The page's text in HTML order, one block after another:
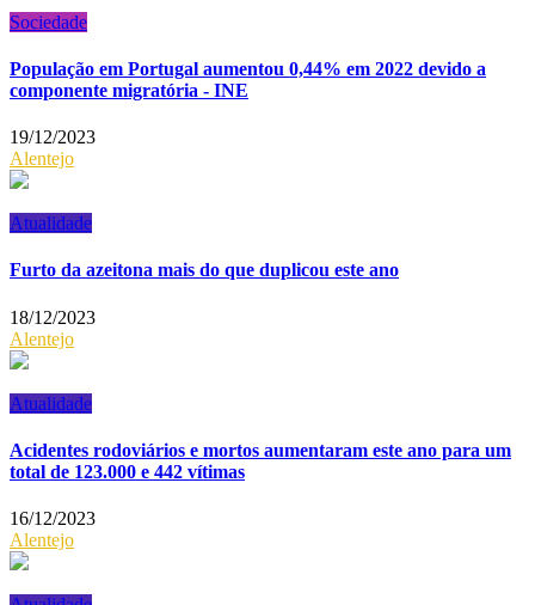
Sociedade
População em Portugal aumentou 0,44% em 2022 devido a
componente migratória - INE
19/12/2023
Alentejo
Atualidade
Furto da azeitona mais do que duplicou este ano
18/12/2023
Alentejo
Atualidade
Acidentes rodoviários e mortos aumentaram este ano para um
total de 123.000 e 442 vítimas
16/12/2023
Alentejo